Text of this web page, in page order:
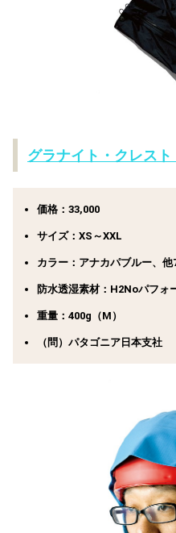
グラナイト・クレスト
価格：33,000
サイズ：XS～XXL
カラー：アナカパブルー、他
防水透湿素材：H2Noパフォ
重量：400g（M）
（問）パタゴニア日本支社